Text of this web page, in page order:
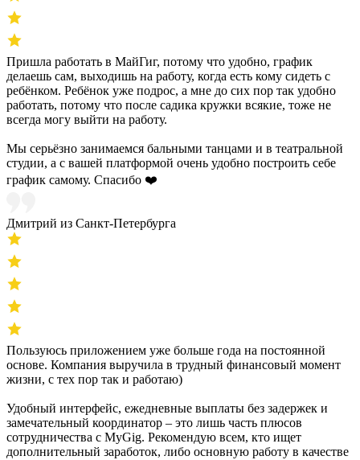
Пришла работать в МайГиг, потому что удобно, график
делаешь сам, выходишь на работу, когда есть кому сидеть с
ребёнком. Ребёнок уже подрос, а мне до сих пор так удобно
работать, потому что после садика кружки всякие, тоже не
всегда могу выйти на работу.
Мы серьёзно занимаемся бальными танцами и в театральной
студии, а с вашей платформой очень удобно построить себе
график самому. Спасибо ❤️
Дмитрий из Санкт-Петербурга
Пользуюсь приложением уже больше года на постоянной
основе. Компания выручила в трудный финансовый момент
жизни, с тех пор так и работаю)
Удобный интерфейс, ежедневные выплаты без задержек и
замечательный координатор – это лишь часть плюсов
сотрудничества с MyGig. Рекомендую всем, кто ищет
дополнительный заработок, либо основную работу в качестве